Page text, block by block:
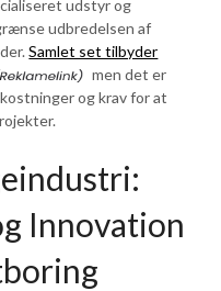
udstyr og
udbredelsen af
Samlet set tilbyder
men det er
og krav for at
Innovation